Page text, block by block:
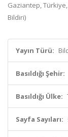
Gaziantep, Türkiye,
Bildiri)
Yayın Türü:
Basıldığı Şehir:
Basıldığı Ülke:
Sayfa Sayıları: